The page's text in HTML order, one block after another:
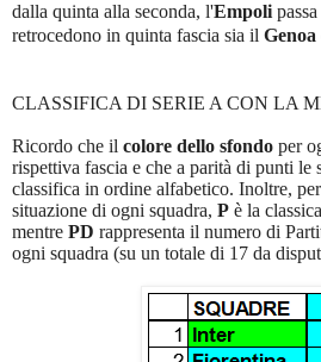
dalla quinta alla seconda, l'Empoli
retrocedono in quinta fascia sia il Genoa
CLASSIFICA DI SERIE A CON LA
Ricordo che il colore dello sfondo per
rispettiva fascia e che a parità di punti le
classifica in ordine alfabetico. Inoltre,
situazione di ogni squadra, P è la
mentre PD rappresenta il numero di
ogni squadra (su un totale di 17 da